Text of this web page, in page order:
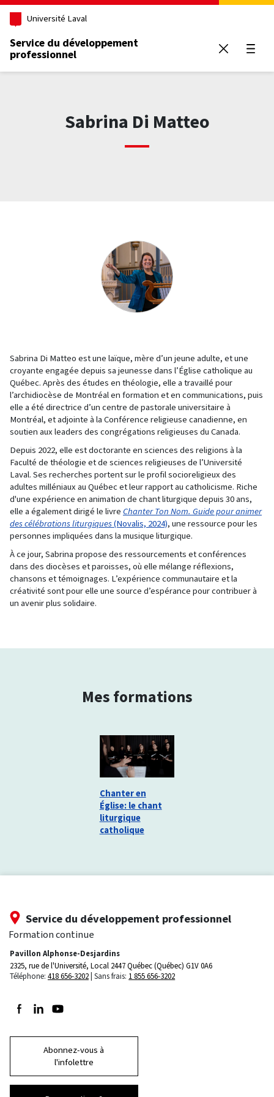
Aller au contenu principal
Université Laval
Service du développement
professionnel
Sabrina Di Matteo
Sabrina Di Matteo est une laïque, mère d’un jeune adulte, et une
croyante engagée depuis sa jeunesse dans l’Église catholique au
Québec. Après des études en théologie, elle a travaillé pour
l’archidiocèse de Montréal en formation et en communications, puis
elle a été directrice d’un centre de pastorale universitaire à
Montréal, et adjointe à la Conférence religieuse canadienne, en
soutien aux leaders des congrégations religieuses du Canada.
Depuis 2022, elle est doctorante en sciences des religions à la
Faculté de théologie et de sciences religieuses de l’Université
Laval. Ses recherches portent sur le profil socioreligieux des
adultes milléniaux au Québec et leur rapport au catholicisme. Riche
d'une expérience en animation de chant liturgique depuis 30 ans,
elle a également dirigé le livre Chanter Ton Nom. Guide pour animer
des célébrations liturgiques(Novalis, 2024), une ressource pour les
personnes impliquées dans la musique liturgique.
À ce jour, Sabrina propose des ressourcements et conférences
dans des diocèses et paroisses, où elle mélange réflexions,
chansons et témoignages. L’expérience communautaire et la
créativité sont pour elle une source d’espérance pour contribuer à
un avenir plus solidaire.
Mes formations
Chanter en
Église: le chant
liturgique
catholique
Service du développement professionnel
Formation continue
Pavillon Alphonse-Desjardins
2325, rue de l'Université, Local 2447Québec (Québec) G1V 0A6
Téléphone: 418 656-3202 Sans frais: 1 855 656-3202
Suivez-nous sur Facebook
Suivez-nous sur LinkedIn
Suivez-nous sur Youtube
Abonnez-vous à
l'infolettre